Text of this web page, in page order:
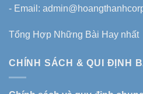
- Email:
Tổng Hợp Những Bài Hay nhất
CHÍNH SÁCH & QUI ĐỊNH